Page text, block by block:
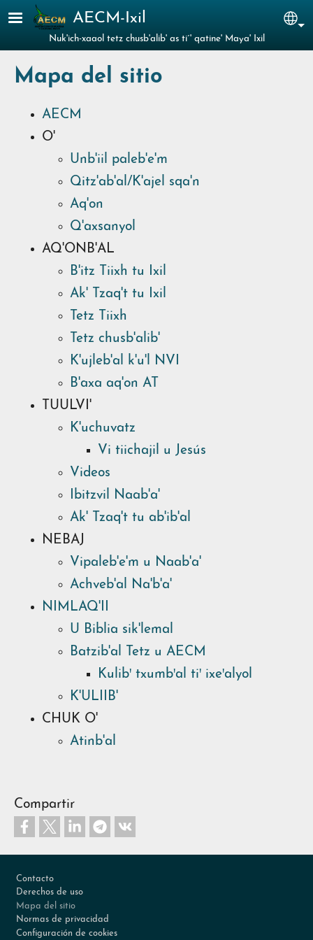
Pasar al contenido principal
AECM-Ixil
Nuk'ich-xaaol tetz chusb'alib' as ti´' qatine' Maya' Ixil
Mapa del sitio
AECM
O'
Unb'iil paleb'e'm
Qitz'ab'al/K'ajel sqa'n
Aq'on
Q'axsanyol
AQ'ONB'AL
B'itz Tiixh tu Ixil
Ak' Tzaq't tu Ixil
Tetz Tiixh
Tetz chusb'alib'
K'ujleb'al k'u'l NVI
B'axa aq'on AT
TUULVI'
K'uchuvatz
Vi tiichajil u Jesús
Videos
Ibitzvil Naab'a'
Ak' Tzaq't tu ab'ib'al
NEBAJ
Vipaleb'e'm u Naab'a'
Achveb'al Na'b'a'
NIMLAQ'II
U Biblia sik'lemal
Batzib'al Tetz u AECM
Kulibꞌ txumbꞌal tiꞌ ixeꞌalyol
K'ULIIB'
CHUK O'
Atinb'al
Compartir
Contacto
Derechos de uso
Mapa del sitio
Normas de privacidad
Configuración de cookies